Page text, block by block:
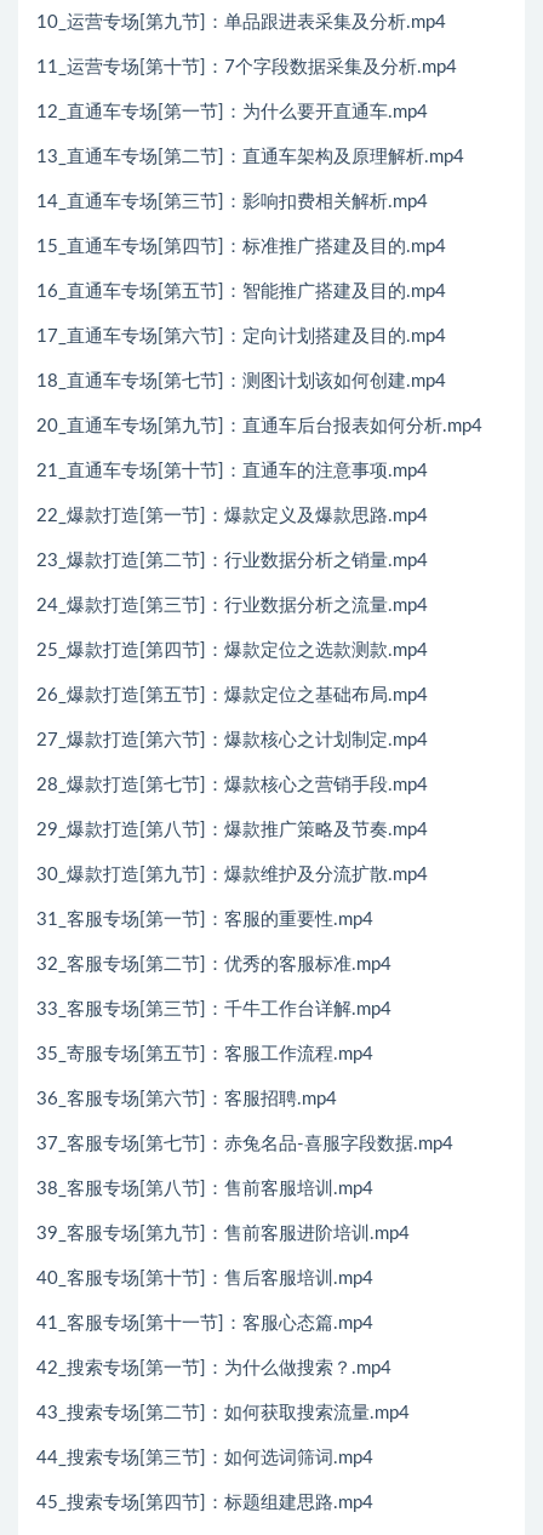
10_运营专场[第九节]：单品跟进表采集及分析.mp4
11_运营专场[第十节]：7个字段数据采集及分析.mp4
12_直通车专场[第一节]：为什么要开直通车.mp4
13_直通车专场[第二节]：直通车架构及原理解析.mp4
14_直通车专场[第三节]：影响扣费相关解析.mp4
15_直通车专场[第四节]：标准推广搭建及目的.mp4
16_直通车专场[第五节]：智能推广搭建及目的.mp4
17_直通车专场[第六节]：定向计划搭建及目的.mp4
18_直通车专场[第七节]：测图计划该如何创建.mp4
20_直通车专场[第九节]：直通车后台报表如何分析.mp4
21_直通车专场[第十节]：直通车的注意事项.mp4
22_爆款打造[第一节]：爆款定义及爆款思路.mp4
23_爆款打造[第二节]：行业数据分析之销量.mp4
24_爆款打造[第三节]：行业数据分析之流量.mp4
25_爆款打造[第四节]：爆款定位之选款测款.mp4
26_爆款打造[第五节]：爆款定位之基础布局.mp4
27_爆款打造[第六节]：爆款核心之计划制定.mp4
28_爆款打造[第七节]：爆款核心之营销手段.mp4
29_爆款打造[第八节]：爆款推广策略及节奏.mp4
30_爆款打造[第九节]：爆款维护及分流扩散.mp4
31_客服专场[第一节]：客服的重要性.mp4
32_客服专场[第二节]：优秀的客服标准.mp4
33_客服专场[第三节]：千牛工作台详解.mp4
35_寄服专场[第五节]：客服工作流程.mp4
36_客服专场[第六节]：客服招聘.mp4
37_客服专场[第七节]：赤兔名品-喜服字段数据.mp4
38_客服专场[第八节]：售前客服培训.mp4
39_客服专场[第九节]：售前客服进阶培训.mp4
40_客服专场[第十节]：售后客服培训.mp4
41_客服专场[第十一节]：客服心态篇.mp4
42_搜索专场[第一节]：为什么做搜索？.mp4
43_搜索专场[第二节]：如何获取搜索流量.mp4
44_搜索专场[第三节]：如何选词筛词.mp4
45_搜索专场[第四节]：标题组建思路.mp4